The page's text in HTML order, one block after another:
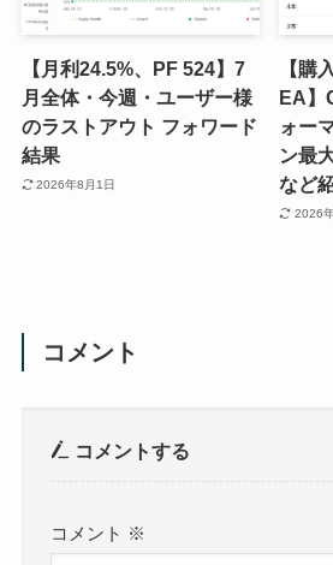
【月利24.5%、PF 524】7
月全体・今週・ユーザー様
のラストアウト フォワード
結果
2026年8月1日
【購
EA】
ォー
ン最
など
2026
コメント
コメントする
コメント ※